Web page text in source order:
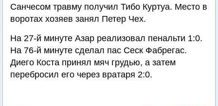
Санчесом травму получил Тибо Куртуа. Место в
воротах хозяев занял Петер Чех.
На 27-й минуте Азар реализовал пенальти 1:0.
На 76-й минуте сделал пас Сеск Фабрегас.
Диего Коста принял мяч грудью, а затем
перебросил его через вратаря 2:0.